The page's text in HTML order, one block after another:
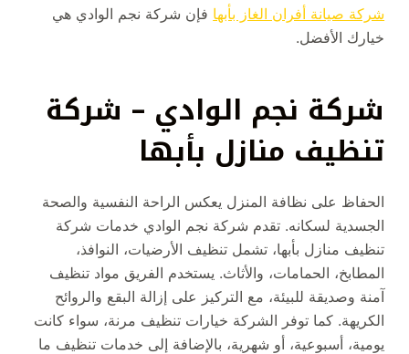
شركة صيانة أفران الغاز بأبها فإن شركة نجم الوادي هي
خيارك الأفضل.
شركة نجم الوادي – شركة
تنظيف منازل بأبها
الحفاظ على نظافة المنزل يعكس الراحة النفسية والصحة
الجسدية لسكانه. تقدم شركة نجم الوادي خدمات شركة
تنظيف منازل بأبها، تشمل تنظيف الأرضيات، النوافذ،
المطابخ، الحمامات، والأثاث. يستخدم الفريق مواد تنظيف
آمنة وصديقة للبيئة، مع التركيز على إزالة البقع والروائح
الكريهة. كما توفر الشركة خيارات تنظيف مرنة، سواء كانت
يومية، أسبوعية، أو شهرية، بالإضافة إلى خدمات تنظيف ما